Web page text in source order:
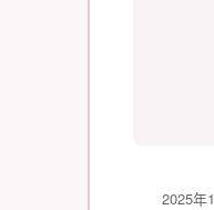
2025年